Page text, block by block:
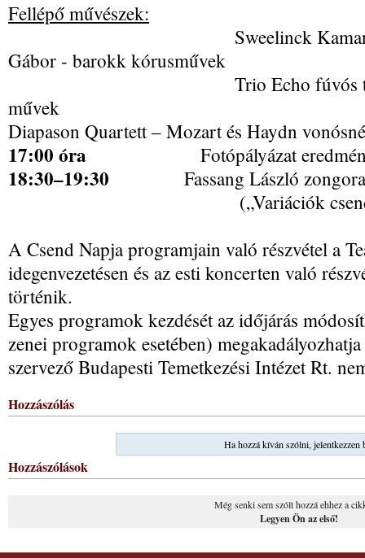
Fellépő művészek:
Sweelinck Kamarakórus,
Gábor - barokk kórusművek
Trio Echo fúvós trió –
művek
Diapason Quartett – Mozart és Haydn
17:00 óra Fotópályázat
18:30–19:30 Fassang László
(„Variációk
A Csend Napja programjain való részvétel a
idegenvezetésen és az esti koncerten való
történik.
Egyes programok kezdését az időjárás
zenei programok esetében)
szervező Budapesti Temetkezési Intézet Rt.
Hozzászólás
Ha hozzá kíván szólni, jelentkezzen
Hozzászólások
Még senki sem szólt hozzá ehhez a
Legyen Ön az első!